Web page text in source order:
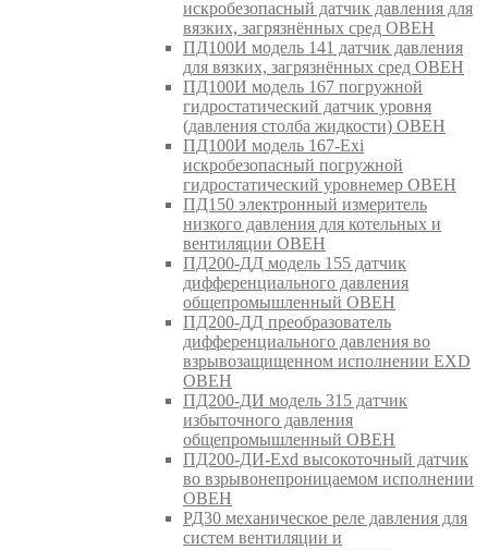
искробезопасный датчик давления для
вязких, загрязнённых сред ОВЕН
ПД100И модель 141 датчик давления
для вязких, загрязнённых сред ОВЕН
ПД100И модель 167 погружной
гидростатический датчик уровня
(давления столба жидкости) ОВЕН
ПД100И модель 167-Exi
искробезопасный погружной
гидростатический уровнемер ОВЕН
ПД150 электронный измеритель
низкого давления для котельных и
вентиляции ОВЕН
ПД200-ДД модель 155 датчик
дифференциального давления
общепромышленный ОВЕН
ПД200-ДД преобразователь
дифференциального давления во
взрывозащищенном исполнении EXD
ОВЕН
ПД200-ДИ модель 315 датчик
избыточного давления
общепромышленный ОВЕН
ПД200-ДИ-Exd высокоточный датчик
во взрывонепроницаемом исполнении
ОВЕН
РД30 механическое реле давления для
систем вентиляции и